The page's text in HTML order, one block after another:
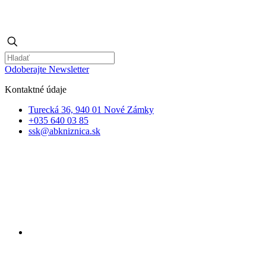
Odoberajte Newsletter
Kontaktné údaje
Turecká 36, 940 01 Nové Zámky
+035 640 03 85
ssk@abkniznica.sk